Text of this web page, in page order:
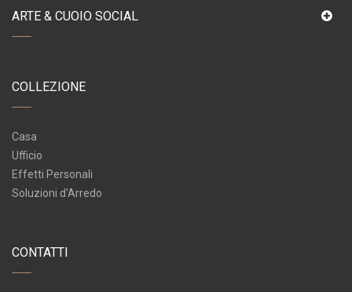
ARTE & CUOIO SOCIAL
COLLEZIONE
Casa
Ufficio
Effetti Personali
Soluzioni d'Arredo
CONTATTI